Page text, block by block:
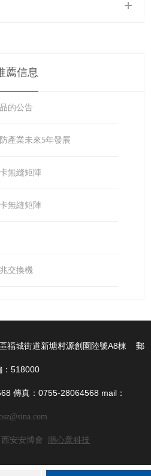
薦信息
的公告
產業未來5年發展
無縫矩陣
無縫矩陣
交換機
福城街道新塘村源創園陸號A8棟 郵
：518000
傳真：0755-28064568 mail：
西安安博會 順心意科技